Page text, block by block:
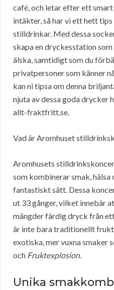
café, och letar efter ett
intäkter, så har vi ett hett
stilldrinkar. Med dessa
skapa en dryckesstation
älska, samtidigt som du
privatpersoner som känner
kan ni tipsa om denna
njuta av dessa goda drycker
allt-fraktfritt.se.
Vad är Aromhuset
Aromhusets
som kombinerar smak,
fantastiskt sätt. Dessa
ut 33 gånger, vilket innebär
mängder färdig dryck från
är inte bara traditionellt
exotiska, mer vuxna smaker
och Fruktexplosion.
Unika